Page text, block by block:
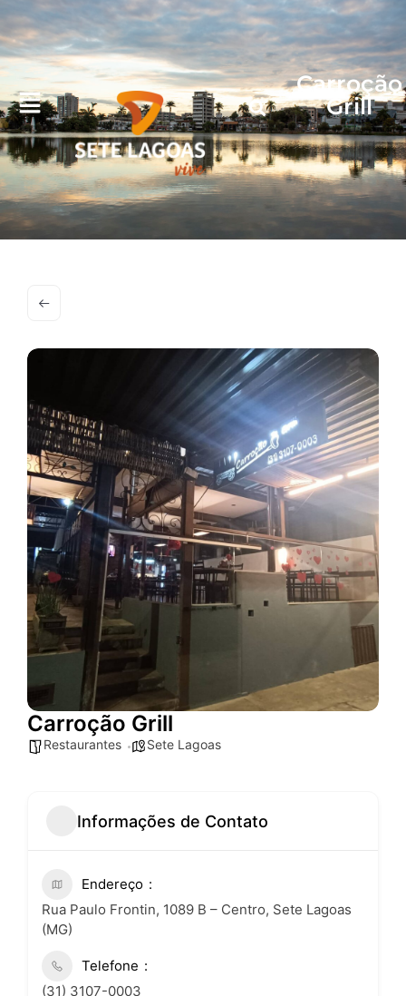
Carroção
Grill
Carroção Grill
Restaurantes Sete Lagoas
Informações de Contato
Endereço
Rua Paulo Frontin, 1089 B – Centro, Sete Lagoas
(MG)
Telefone
(31) 3107-0003